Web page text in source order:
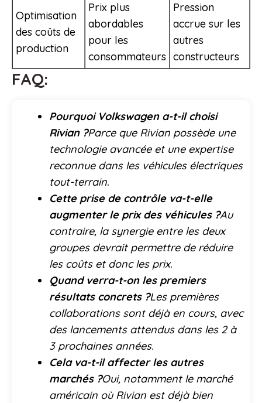
Optimisation
des coûts de
production
Prix plus
abordables
pour les
consommateurs
Pression
accrue sur les
autres
constructeurs
FAQ:
Pourquoi Volkswagen a-t-il choisi
Rivian ?Parce que Rivian possède une
technologie avancée et une expertise
reconnue dans les véhicules électriques
tout-terrain.
Cette prise de contrôle va-t-elle
augmenter le prix des véhicules ?Au
contraire, la synergie entre les deux
groupes devrait permettre de réduire
les coûts et donc les prix.
Quand verra-t-on les premiers
résultats concrets ?Les premières
collaborations sont déjà en cours, avec
des lancements attendus dans les 2 à
3 prochaines années.
Cela va-t-il affecter les autres
marchés ?Oui, notamment le marché
américain où Rivian est déjà bien